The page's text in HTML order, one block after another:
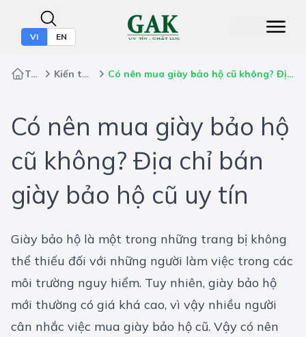
VI EN
Trang chủ Kiến thức bảo hộ Có nên mua giày bảo hộ cũ không? Địa chỉ bán giày bảo hộ cũ uy tín
Có nên mua giày bảo hộ
cũ không? Địa chỉ bán
giày bảo hộ cũ uy tín
Giày bảo hộ là một trong những trang bị không
thể thiếu đối với những người làm việc trong các
môi trường nguy hiểm. Tuy nhiên, giày bảo hộ
mới thường có giá khá cao, vì vậy nhiều người
cân nhắc việc mua giày bảo hộ cũ. Vậy có nên